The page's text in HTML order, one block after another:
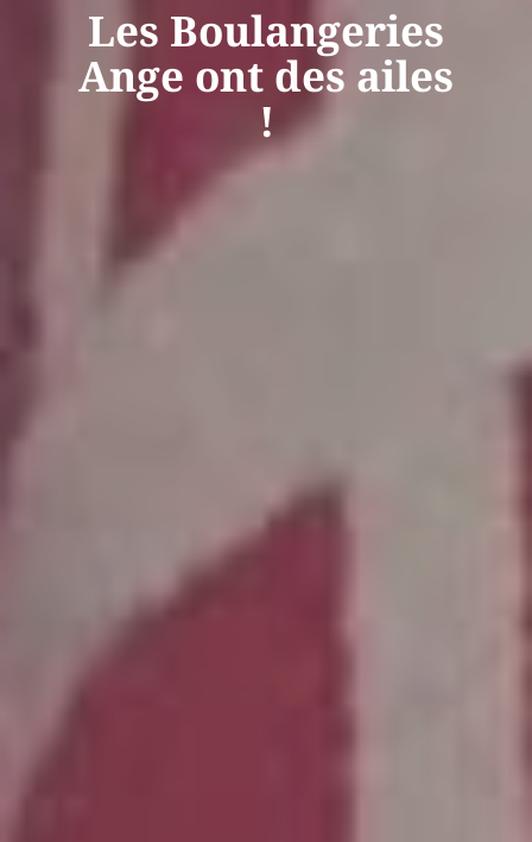
Les Boulangeries
Ange ont des ailes
!